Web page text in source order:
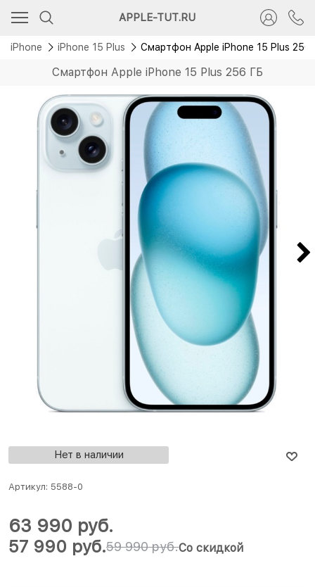
APPLE-TUT.RU
iPhone iPhone 15 Plus Смартфон Apple iPhone 15 Plus 256
Смартфон Apple iPhone 15 Plus 256 ГБ
Скидка 2 000 руб.
Без RuStore
Нет в наличии
Артикул: 5588-0
59 990 руб.
57 990 руб. Со скидкой
63 990 руб.